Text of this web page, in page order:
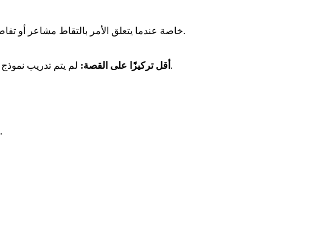
يميل مُنشئ الصور في Canva إلى إنتاج صور أكثر عمومية وأقل دقة مقارنة بـ Story321، خاصة عندما يتعلق الأمر بالتقاط مشاعر أو تفاصيل سردية محددة.
أقل تركيزًا على القصة: لم يتم تدريب نموذج الذكاء الاصطناعي خصيصًا على سرد القصص، لذلك قد يواجه صعوبة في المطالبات التي تتطلب فهمًا عميقًا للسياق السردي.
حافظ على اتساق العلامة التجارية عن طريق تخزين شعاراتك وألوانك وخطوطك في موقع مركزي.